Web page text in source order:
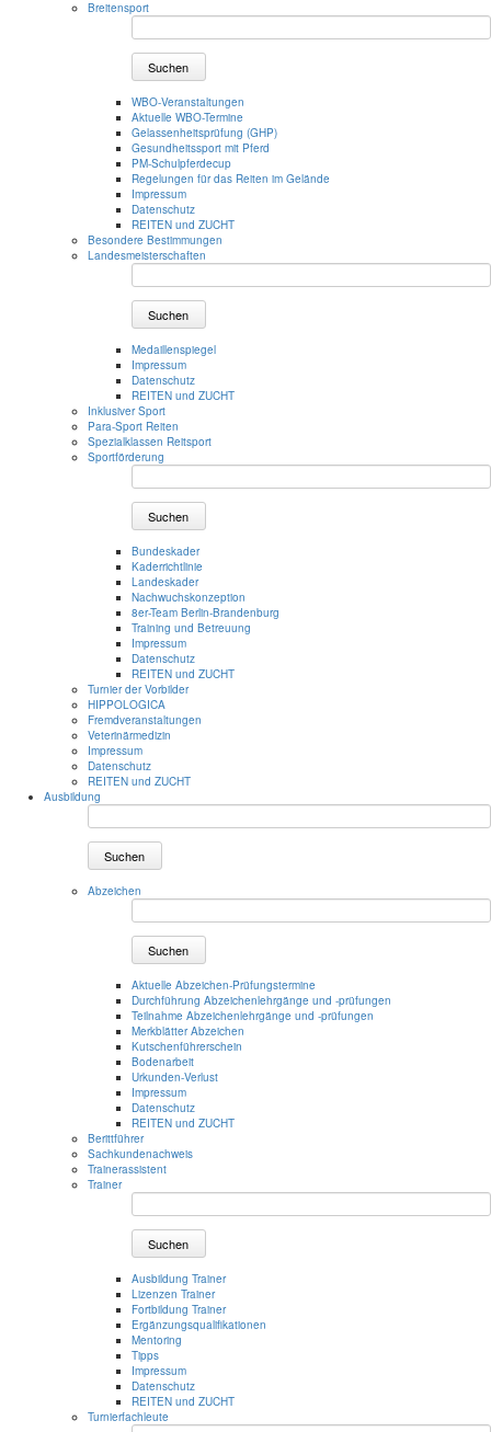
Breitensport
Suchen
WBO-Veranstaltungen
Aktuelle WBO-Termine
Gelassenheitsprüfung (GHP)
Gesundheitssport mit Pferd
PM-Schulpferdecup
Regelungen für das Reiten im Gelände
Impressum
Datenschutz
REITEN und ZUCHT
Besondere Bestimmungen
Landesmeisterschaften
Suchen
Medaillenspiegel
Impressum
Datenschutz
REITEN und ZUCHT
Inklusiver Sport
Para-Sport Reiten
Spezialklassen Reitsport
Sportförderung
Suchen
Bundeskader
Kaderrichtlinie
Landeskader
Nachwuchskonzeption
8er-Team Berlin-Brandenburg
Training und Betreuung
Impressum
Datenschutz
REITEN und ZUCHT
Turnier der Vorbilder
HIPPOLOGICA
Fremdveranstaltungen
Veterinärmedizin
Impressum
Datenschutz
REITEN und ZUCHT
Ausbildung
Suchen
Abzeichen
Suchen
Aktuelle Abzeichen-Prüfungstermine
Durchführung Abzeichenlehrgänge und -prüfungen
Teilnahme Abzeichenlehrgänge und -prüfungen
Merkblätter Abzeichen
Kutschenführerschein
Bodenarbeit
Urkunden-Verlust
Impressum
Datenschutz
REITEN und ZUCHT
Berittführer
Sachkundenachweis
Trainerassistent
Trainer
Suchen
Ausbildung Trainer
Lizenzen Trainer
Fortbildung Trainer
Ergänzungsqualifikationen
Mentoring
Tipps
Impressum
Datenschutz
REITEN und ZUCHT
Turnierfachleute